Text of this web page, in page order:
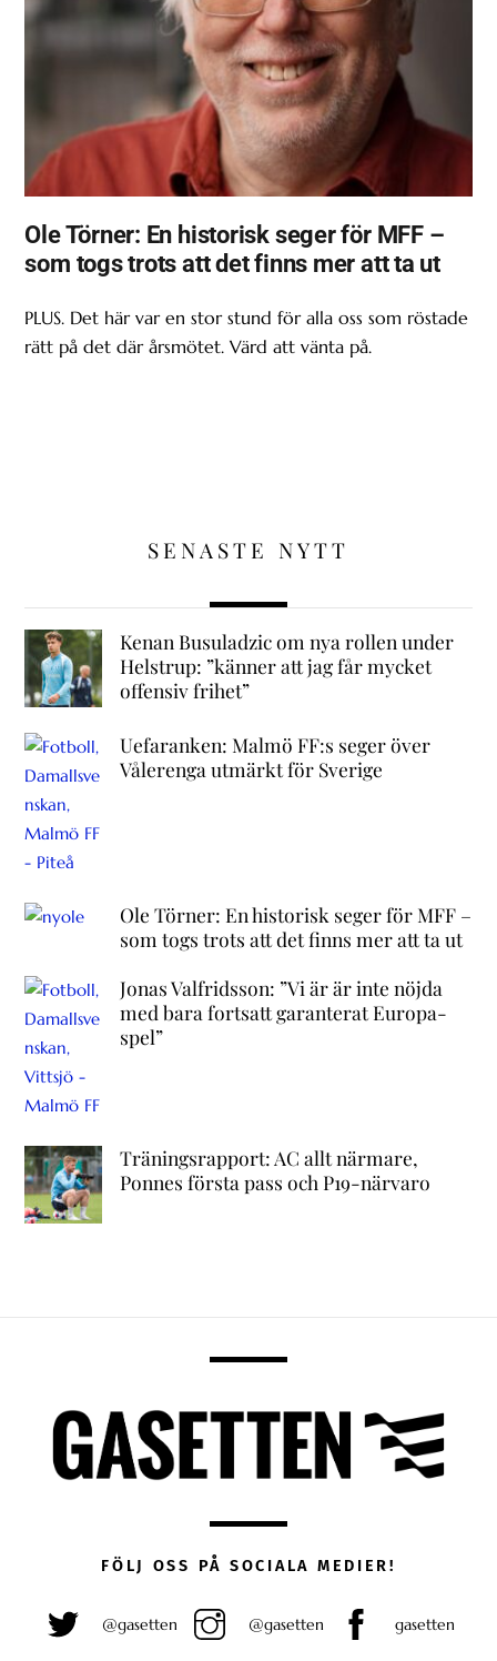
Ole Törner: En historisk seger för MFF –
som togs trots att det finns mer att ta ut
PLUS. Det här var en stor stund för alla oss som röstade
rätt på det där årsmötet. Värd att vänta på.
SENASTE NYTT
Kenan Busuladzic om nya rollen under
Helstrup: ”känner att jag får mycket
offensiv frihet”
Uefaranken: Malmö FF:s seger över
Vålerenga utmärkt för Sverige
Ole Törner: En historisk seger för MFF –
som togs trots att det finns mer att ta ut
Jonas Valfridsson: ”Vi är är inte nöjda
med bara fortsatt garanterat Europa-
spel”
Träningsrapport: AC allt närmare,
Ponnes första pass och P19-närvaro
FÖLJ OSS PÅ SOCIALA MEDIER!
@gasetten @gasetten gasetten